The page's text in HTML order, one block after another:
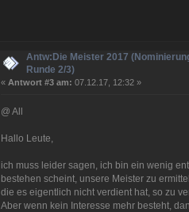
Antw:Die Meister 2017
Runde 2/3)
« Antwort #3 am: 07.12.17, 12:32 »
@ All
Hallo Leute,
ich muss leider sagen, ich bin ein wenig
bestehen scheint, unsere Meister zu
die es eigentlich nicht verdient hat, so zu
Aber wenn kein Interesse mehr besteht,